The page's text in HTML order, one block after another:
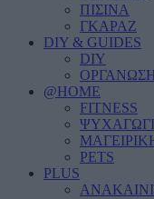
ΠΙΣΙΝΑ
ΓΚΑΡΑΖ
DIY & GUIDES
DIY
ΟΡΓΑΝΩΣΗ
@HOME
FITNESS
PETS
PLUS